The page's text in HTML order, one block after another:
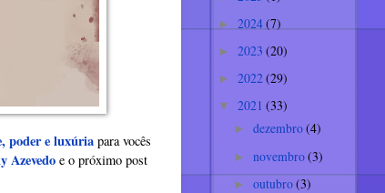
poder e luxúria para vocês
Azevedo e o próximo post
► 2024(7)
► 2023 (20)
► 2022(29)
▼ 2021 (33)
► dezembro(4)
► novembro(3)
► outubro(3)